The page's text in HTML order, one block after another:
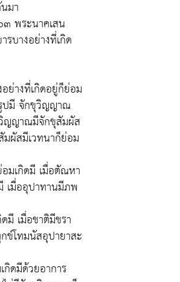
มา
พระนาคเสน
รบางอย่างที่เกิด
ย่างที่เกิดอยู่ก็ย่อม
ปมี จักขุวิญญาณ
ญญาณมีจักขุสัมผัส
ผัสมีเวทนาก็ย่อม
มเกิดมี เมื่อตัณหา
เมื่ออุปาทานมีภพ
มี เมื่อชาติมีชรา
ข์โทมนัสอุปายาสะ
ดมีด้วยอาการ